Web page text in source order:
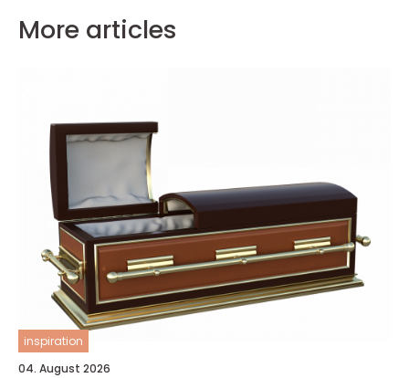
More articles
inspiration
04. August 2026